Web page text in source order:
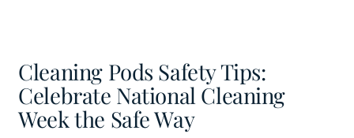
Cleaning Pods Safety Tips:
Celebrate National Cleaning
Week the Safe Way